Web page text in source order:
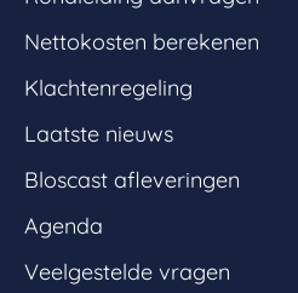
Nettokosten berekenen
Klachtenregeling
Laatste nieuws
Bloscast afleveringen
Agenda
Veelgestelde vragen